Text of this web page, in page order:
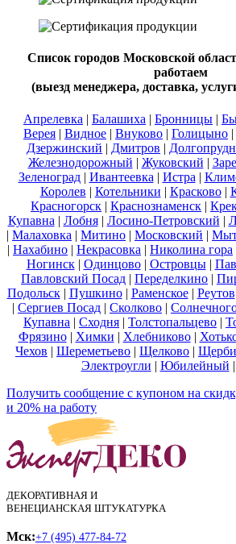
Список городов Московской
работаем
(выезд менеджера, доставка,
Апрелевка | Балашиха | Бронницы |
Верея | Видное | Внуково | Голицыно |
Дзержинский | Дмитров |
Железнодорожный | Жуковский |
Зеленоград| Ивантеевка | Истра |
Королев | Котельники | Красково|
Красногорск | Краснознаменск |
Купавна | Лобня| Лосино-Петровский |
| Малаховка | Митино | Московский |
| Нахабино | Некрасовка | Николина гора
Ногинск| Одинцово| Островцы|
Павловский Посад | Переделкино |
Подольск| Пушкино| Раменское| Реутов
| Сергиев Посад | Сколково |
Купавна | Сходня | Толстопальцево |
Фрязино| Химки | Хлебниково|
Чехов | Шереметьево | Щелково |
Электроугли | Юбилейный |
Получить сообщение с купоном на
и 20% на работу
ДЕКОРАТИВНАЯ И
ВЕНЕЦИАНСКАЯ ШТУКАТУРКА
Мск:+7 (495) 477-84-72